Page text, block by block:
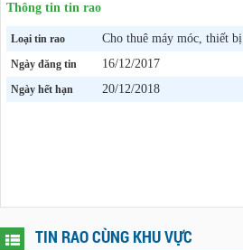
Thông tin tin rao
Loại tin rao Cho thuê máy móc, thiết bị
Ngày đăng tin 16/12/2017
Ngày hết hạn 20/12/2018
TIN RAO CÙNG KHU VỰC